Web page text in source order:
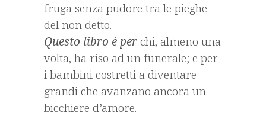
fruga senza pudore tra le pieghe
del non detto.
Questo libro è perchi, almeno una
volta, ha riso ad un funerale; e per
i bambini costretti a diventare
grandi che avanzano ancora un
bicchiere d’amore.